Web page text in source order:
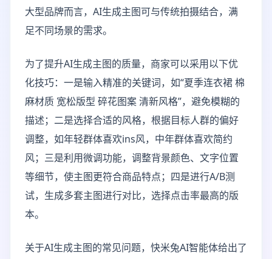
大型品牌而言，AI生成主图可与传统拍摄结合，满
足不同场景的需求。
为了提升AI生成主图的质量，商家可以采用以下优
化技巧：一是输入精准的关键词，如“夏季连衣裙 棉
麻材质 宽松版型 碎花图案 清新风格”，避免模糊的
描述；二是选择合适的风格，根据目标人群的偏好
调整，如年轻群体喜欢ins风，中年群体喜欢简约
风；三是利用微调功能，调整背景颜色、文字位置
等细节，使主图更符合商品特点；四是进行A/B测
试，生成多套主图进行对比，选择点击率最高的版
本。
关于AI生成主图的常见问题，快米兔AI智能体给出了